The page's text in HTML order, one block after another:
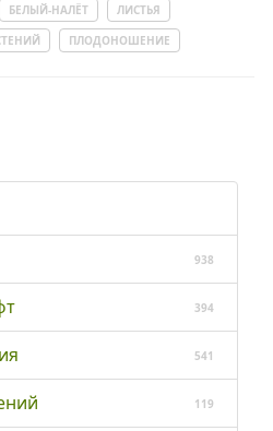
БЕЛЫЙ-НАЛЁТ
ЛИСТЬЯ
ПЛОДОНОШЕНИЕ
938
394
541
119